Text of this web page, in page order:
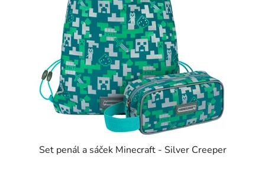
Set penál a sáček Minecraft - Silver Creeper